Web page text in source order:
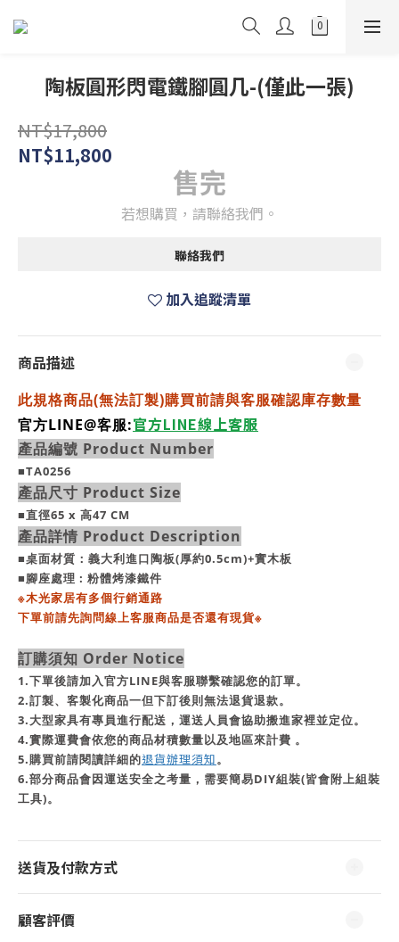
陶板圓形閃電鐵腳圓几-(僅此一張)
NT$17,800
NT$11,800
售完
若想購買，請聯絡我們。
聯絡我們
加入追蹤清單
商品描述
此規格商品(無法訂製)購買前請與客服確認庫存數量
官方LINE@客服:官方LINE線上客服
產品編號 Product Number
■TA0256
產品尺寸 Product Size
■直徑65 x 高47 CM
產品詳情 Product Description
■桌面材質：義大利進口陶板(厚約0.5cm)+實木板
■腳座處理 : 粉體烤漆鐵件
※木光家居有多個行銷通路
下單前請先詢問線上客服商品是否還有現貨※
訂購須知 Order Notice
1.下單後請加入官方LINE與客服聯繫確認您的訂單。
2.訂製、客製化商品一但下訂後則無法退貨退款。
3.大型家具有專員進行配送，運送人員會協助搬進家裡並定位。
4.實際運費會依您的商品材積數量以及地區來計費 。
5.購買前請閱讀詳細的退貨辦理須知。
6.部分商品會因運送安全之考量，需要簡易DIY組裝(皆會附上組裝
工具)。
送貨及付款方式
顧客評價